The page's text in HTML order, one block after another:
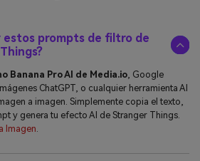
estos prompts de filtro de
Banana Pro AI de Media.io , Google
ChatGPT, o cualquier herramienta AI
a imagen. Simplemente copia el texto,
y genera tu efecto AI de Stranger Things.
Imagen